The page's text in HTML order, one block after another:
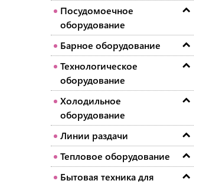
Посудомоечное
оборудование
Барное оборудование
Технологическое
оборудование
Холодильное
оборудование
Линии раздачи
Тепловое оборудование
Бытовая техника для